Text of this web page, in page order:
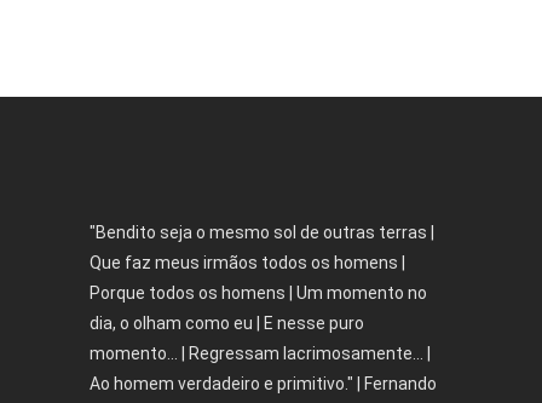
"Bendito seja o mesmo sol de outras terras |
Que faz meus irmãos todos os homens |
Porque todos os homens | Um momento no
dia, o olham como eu | E nesse puro
momento... | Regressam lacrimosamente... |
Ao homem verdadeiro e primitivo." | Fernando